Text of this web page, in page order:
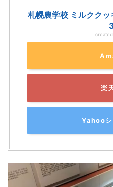
札幌農学校 ミルクク
楽
Yahooシ